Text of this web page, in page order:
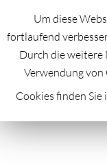
SPACE
Um diese
fortlaufend
Durch die weitere
Verwendung
Cookies finden Sie